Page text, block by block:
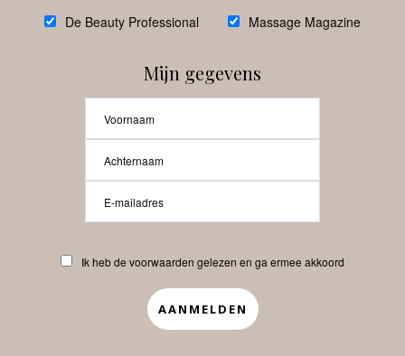
Beauty-Pro.nl
Abonneren Contact
APP
De Beauty Professional Massage Magazine
Mijn gegevens
Ik heb de voorwaarden gelezen en ga ermee akkoord